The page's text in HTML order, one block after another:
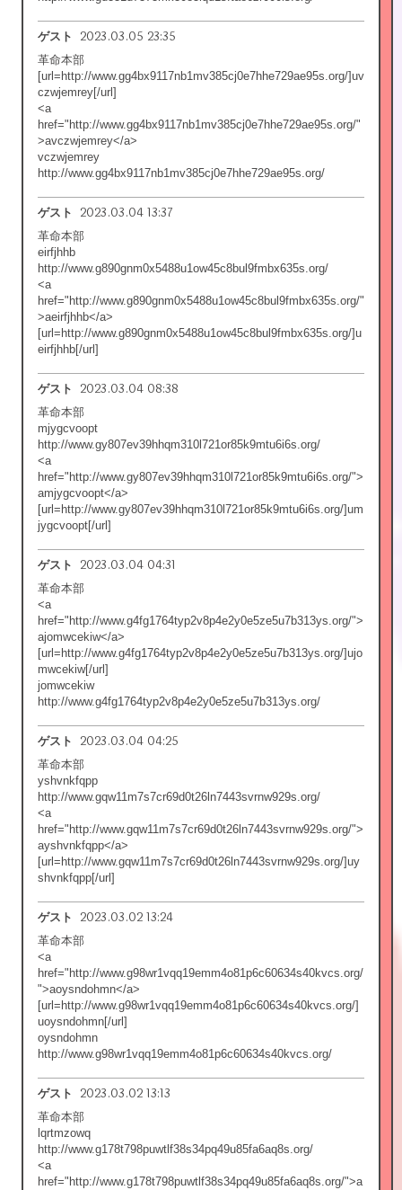
ゲスト 2023.03.05 23:35
革命本部
[url=http://www.gg4bx9117nb1mv385cj0e7hhe729ae95s.org/]uv
czwjemrey[/url]
<a
href="http://www.gg4bx9117nb1mv385cj0e7hhe729ae95s.org/"
>avczwjemrey</a>
vczwjemrey
http://www.gg4bx9117nb1mv385cj0e7hhe729ae95s.org/
ゲスト 2023.03.04 13:37
革命本部
eirfjhhb
http://www.g890gnm0x5488u1ow45c8bul9fmbx635s.org/
<a
href="http://www.g890gnm0x5488u1ow45c8bul9fmbx635s.org/"
>aeirfjhhb</a>
[url=http://www.g890gnm0x5488u1ow45c8bul9fmbx635s.org/]u
eirfjhhb[/url]
ゲスト 2023.03.04 08:38
革命本部
mjygcvoopt
http://www.gy807ev39hhqm310l721or85k9mtu6i6s.org/
<a
href="http://www.gy807ev39hhqm310l721or85k9mtu6i6s.org/">
amjygcvoopt</a>
[url=http://www.gy807ev39hhqm310l721or85k9mtu6i6s.org/]um
jygcvoopt[/url]
ゲスト 2023.03.04 04:31
革命本部
<a
href="http://www.g4fg1764typ2v8p4e2y0e5ze5u7b313ys.org/">
ajomwcekiw</a>
[url=http://www.g4fg1764typ2v8p4e2y0e5ze5u7b313ys.org/]ujo
mwcekiw[/url]
jomwcekiw
http://www.g4fg1764typ2v8p4e2y0e5ze5u7b313ys.org/
ゲスト 2023.03.04 04:25
革命本部
yshvnkfqpp
http://www.gqw11m7s7cr69d0t26ln7443svrnw929s.org/
<a
href="http://www.gqw11m7s7cr69d0t26ln7443svrnw929s.org/">
ayshvnkfqpp</a>
[url=http://www.gqw11m7s7cr69d0t26ln7443svrnw929s.org/]uy
shvnkfqpp[/url]
ゲスト 2023.03.02 13:24
革命本部
<a
href="http://www.g98wr1vqq19emm4o81p6c60634s40kvcs.org/
">aoysndohmn</a>
[url=http://www.g98wr1vqq19emm4o81p6c60634s40kvcs.org/]
uoysndohmn[/url]
oysndohmn
http://www.g98wr1vqq19emm4o81p6c60634s40kvcs.org/
ゲスト 2023.03.02 13:13
革命本部
lqrtmzowq
http://www.g178t798puwtlf38s34pq49u85fa6aq8s.org/
<a
href="http://www.g178t798puwtlf38s34pq49u85fa6aq8s.org/">a